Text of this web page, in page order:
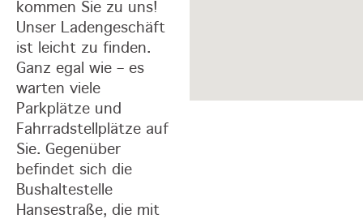
kommen Sie zu uns!
Unser Ladengeschäft
ist leicht zu finden.
Ganz egal wie – es
warten viele
Parkplätze und
Fahrradstellplätze auf
Sie. Gegenüber
befindet sich die
Bushaltestelle
Hansestraße, die mit